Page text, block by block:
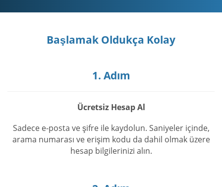
Başlamak Oldukça Kolay
1. Adım
Ücretsiz Hesap Al
Sadece e-posta ve şifre ile kaydolun. Saniyeler içinde,
arama numarası ve erişim kodu da dahil olmak üzere
hesap bilgilerinizi alın.